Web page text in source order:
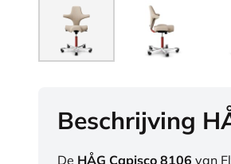
Beschrijving
De HÅG Capisco 8106 van